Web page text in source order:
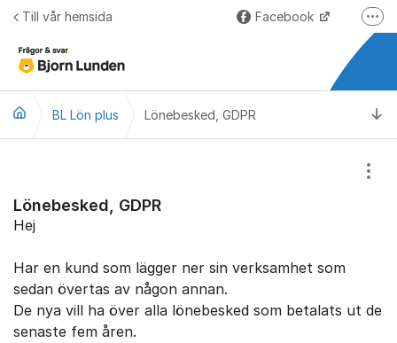
Hoppa till innehåll
Till vår hemsida Facebook
Björnkoll – Blogg
BL Lön plus Lönebesked, GDPR
Lönebesked, GDPR
Hej
Har en kund som lägger ner sin verksamhet som
sedan övertas av någon annan.
De nya vill ha över alla lönebesked som betalats ut de
senaste fem åren.